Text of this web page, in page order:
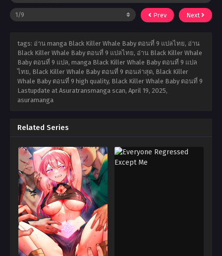
Prev Next
tags: อ่าน manga Black Killer Whale Baby ตอนที่ 9 แปลไทย, อ่าน
Black Killer Whale Baby ตอนที่ 9 แปลไทย, อ่าน Black Killer Whale
Baby ตอนที่ 9 แปล, manga Black Killer Whale Baby ตอนที่ 9 แปล
ไทย, Black Killer Whale Baby ตอนที่ 9 ตอนล่าสุด, Black Killer
Whale Baby ตอนที่ 9 high quality, Black Killer Whale Baby ตอนที่ 9
Lastupdate at Asuratransmanga scan, April 19, 2025,
asuramanga
Related Series